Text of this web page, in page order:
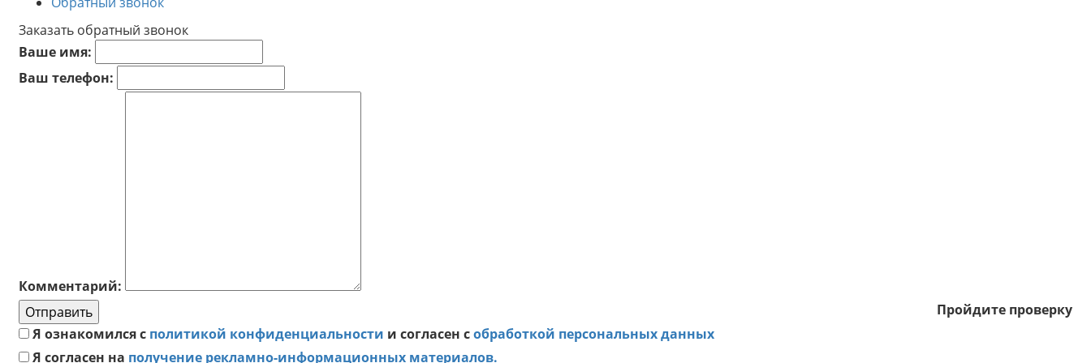
Заказать обратный звонок
Ваше имя:
Ваш телефон:
Комментарий:
Пройдите проверку
Отправить
Я ознакомился с политикой конфиденциальности и согласен собработкой персональных данных
Я согласен на получение рекламно-информационных материалов.